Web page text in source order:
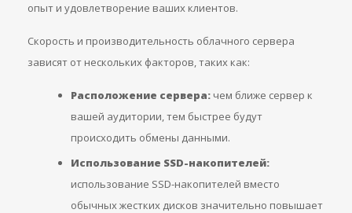
опыт и удовлетворение ваших клиентов.
Скорость и производительность облачного сервера
зависят от нескольких факторов, таких как:
Расположение сервера: чем ближе сервер к
вашей аудитории, тем быстрее будут
происходить обмены данными.
Использование SSD-накопителей:
использование SSD-накопителей вместо
обычных жестких дисков значительно повышает